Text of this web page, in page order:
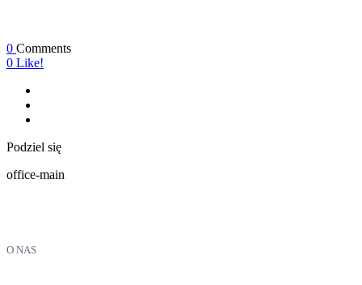
0 Comments
0 Like!
Podziel się
office-main
O NAS